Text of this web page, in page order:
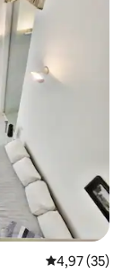
Vidutinis
4,97 (35)